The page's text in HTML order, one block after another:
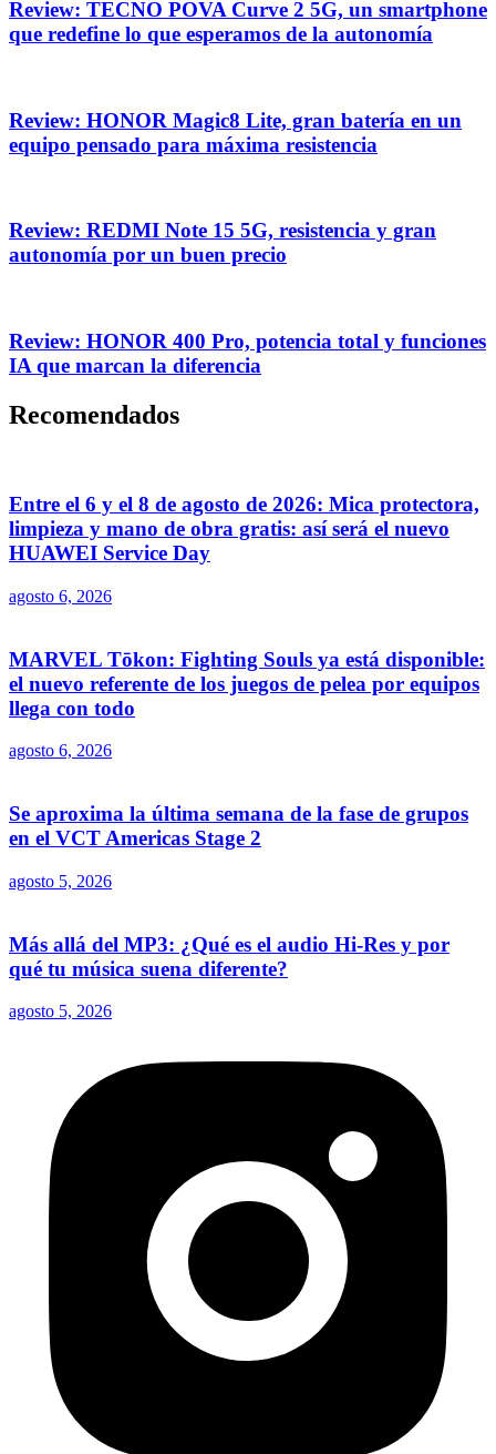
Review: TECNO POVA Curve 2 5G, un smartphone
que redefine lo que esperamos de la autonomía
Review: HONOR Magic8 Lite, gran batería en un
equipo pensado para máxima resistencia
Review: REDMI Note 15 5G, resistencia y gran
autonomía por un buen precio
Review: HONOR 400 Pro, potencia total y funciones
IA que marcan la diferencia
Recomendados
Entre el 6 y el 8 de agosto de 2026: Mica protectora,
limpieza y mano de obra gratis: así será el nuevo
HUAWEI Service Day
agosto 6, 2026
MARVEL Tōkon: Fighting Souls ya está disponible:
el nuevo referente de los juegos de pelea por equipos
llega con todo
agosto 6, 2026
Se aproxima la última semana de la fase de grupos
en el VCT Americas Stage 2
agosto 5, 2026
Más allá del MP3: ¿Qué es el audio Hi-Res y por
qué tu música suena diferente?
agosto 5, 2026